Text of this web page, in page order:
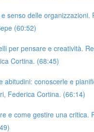
senso delle organizzazioni.
(60:52)
per pensare e creatività.
Cortina. (68:45)
abitudini: conoscerle e
Federica Cortina. (66:14)
e come gestire una critica.